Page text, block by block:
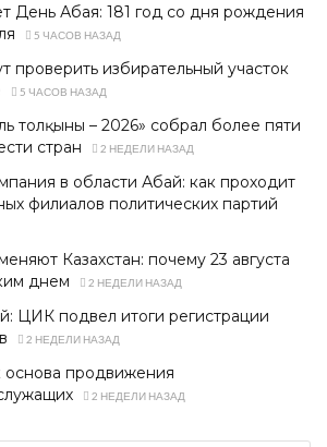
День Абая: 181 год со дня рождения
5 ЧАСОВ НАЗАД
проверить избирательный участок
5 ЧАСОВ НАЗАД
толқыны – 2026» собрал более пяти
стран
2 НЕДЕЛИ НАЗАД
в области Абай: как проходит
филиалов политических партий
Казахстан: почему 23 августа
днем
2 НЕДЕЛИ НАЗАД
ЦИК подвел итоги регистрации
2 НЕДЕЛИ НАЗАД
основа продвижения
2 НЕДЕЛИ НАЗАД